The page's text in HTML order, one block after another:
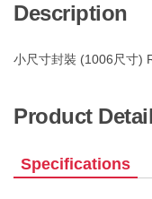
Description
小尺寸封裝 (1006尺寸)
Product Detail
Specifications